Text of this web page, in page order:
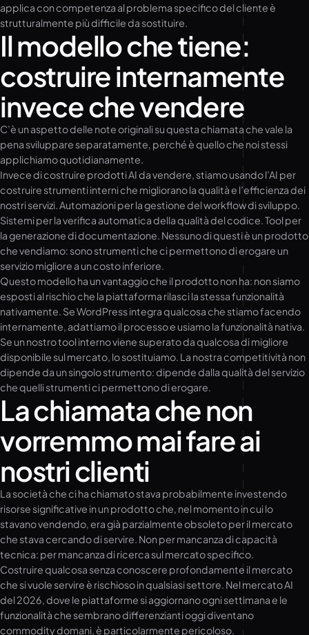
applica con competenza al problema specifico del cliente è
strutturalmente più difficile da sostituire.
Il modello che tiene:
costruire internamente
invece che vendere
C’è un aspetto delle note originali su questa chiamata che vale la
pena sviluppare separatamente, perché è quello che noi stessi
applichiamo quotidianamente.
Invece di costruire prodotti AI da vendere, stiamo usando l’AI per
costruire strumenti interni che migliorano la qualità e l’efficienza dei
nostri servizi. Automazioni per la gestione del workflow di sviluppo.
Sistemi per la verifica automatica della qualità del codice. Tool per
la generazione di documentazione. Nessuno di questi è un prodotto
che vendiamo: sono strumenti che ci permettono di erogare un
servizio migliore a un costo inferiore.
Questo modello ha un vantaggio che il prodotto non ha: non siamo
esposti al rischio che la piattaforma rilasci la stessa funzionalità
nativamente. Se WordPress integra qualcosa che stiamo facendo
internamente, adattiamo il processo e usiamo la funzionalità nativa.
Se un nostro tool interno viene superato da qualcosa di migliore
disponibile sul mercato, lo sostituiamo. La nostra competitività non
dipende da un singolo strumento: dipende dalla qualità del servizio
che quelli strumenti ci permettono di erogare.
La chiamata che non
vorremmo mai fare ai
nostri clienti
La società che ci ha chiamato stava probabilmente investendo
risorse significative in un prodotto che, nel momento in cui lo
stavano vendendo, era già parzialmente obsoleto per il mercato
che stava cercando di servire. Non per mancanza di capacità
tecnica: per mancanza di ricerca sul mercato specifico.
Costruire qualcosa senza conoscere profondamente il mercato
che si vuole servire è rischioso in qualsiasi settore. Nel mercato AI
del 2026, dove le piattaforme si aggiornano ogni settimana e le
funzionalità che sembrano differenzianti oggi diventano
commodity domani, è particolarmente pericoloso.